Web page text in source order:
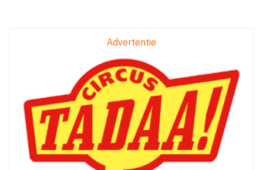
Advertentie